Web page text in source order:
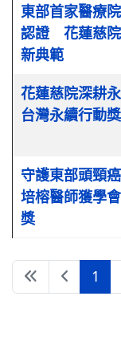
東部首家醫療
認證 花蓮慈
新典範
花蓮慈院深耕
台灣永續行動
守護東部頭頸
培榕醫師獲學
獎
1